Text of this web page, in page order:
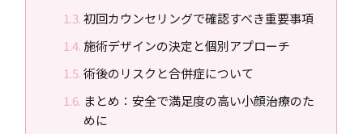
初回カウンセリングで確認すべき重要事項
施術デザインの決定と個別アプローチ
術後のリスクと合併症について
まとめ：安全で満足度の高い小顔治療のた
めに